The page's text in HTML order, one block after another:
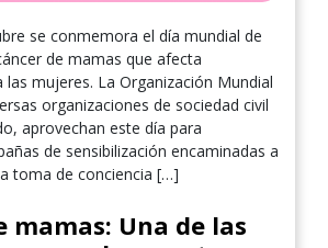
se conmemora el día mundial de
de mamas que afecta
las mujeres. La Organización Mundial
organizaciones de sociedad civil
aprovechan este día para
de sensibilización encaminadas a
toma de conciencia […]
mamas: Una de las